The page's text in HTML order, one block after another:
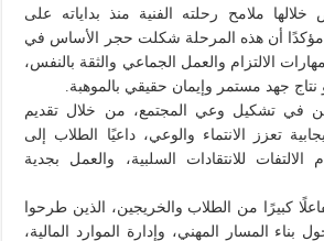
ملامح رحلته الفنية منذ بداياته على
أن هذه المرحلة شكلت حجر الأساس في
الالتزام والعمل الجماعي والثقة بالنفس،
جهد مستمر وإيمان حقيقي بالموهبة.
في تشكيل وعي المجتمع، من خلال تقديم
تعزز الانتماء والوعي، داعيًا الطلاب إلى
الالتفات للانتقادات السلبية، والعمل بجدية
كبيرًا من الطلاب والخريجين، الذين طرحوا
بناء المسار المهني، وإدارة الموارد المالية،